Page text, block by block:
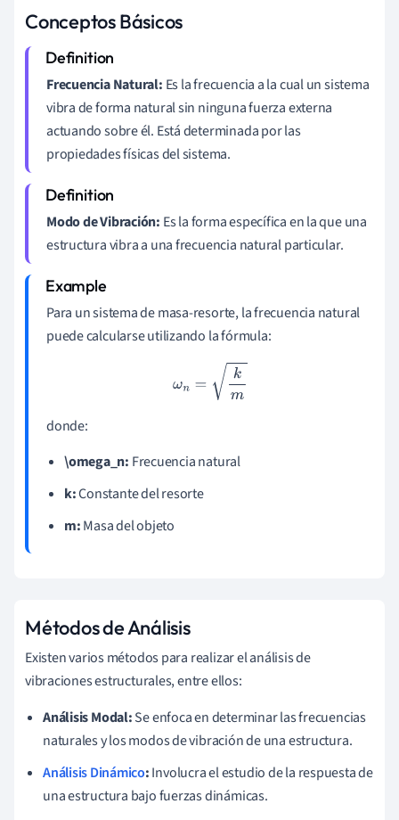
Conceptos Básicos
Frecuencia Natural: Es la frecuencia a la cual un sistema
vibra de forma natural sin ninguna fuerza externa
actuando sobre él. Está determinada por las
propiedades físicas del sistema.
Modo de Vibración: Es la forma específica en la que una
estructura vibra a una frecuencia natural particular.
Para un sistema de masa-resorte, la frecuencia natural
puede calcularse utilizando la fórmula:
m
donde:
\omega_n: Frecuencia natural
k:Constante del resorte
m:Masa del objeto
Métodos de Análisis
Existen varios métodos para realizar el análisis de
vibraciones estructurales, entre ellos:
Análisis Modal:Se enfoca en determinar las frecuencias
naturales y los modos de vibración de una estructura.
Análisis Dinámico:Involucra el estudio de la respuesta de
una estructura bajo fuerzas dinámicas.